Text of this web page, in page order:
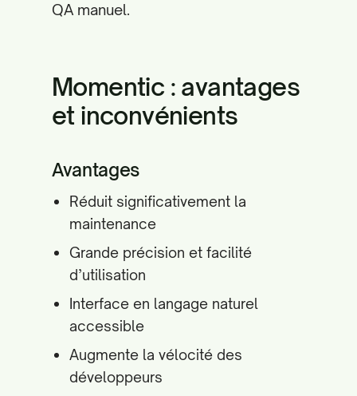
QA manuel.
Momentic : avantages
et inconvénients
Avantages
Réduit significativement la
maintenance
Grande précision et facilité
d’utilisation
Interface en langage naturel
accessible
Augmente la vélocité des
développeurs